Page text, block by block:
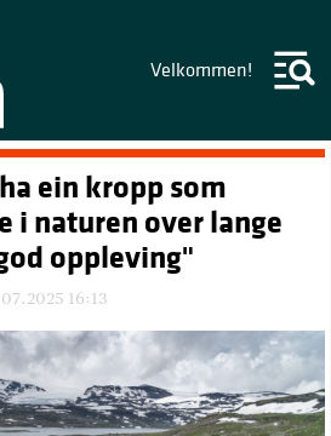
Velkommen!
ein kropp som
i naturen over lange
oppleving"
16:13